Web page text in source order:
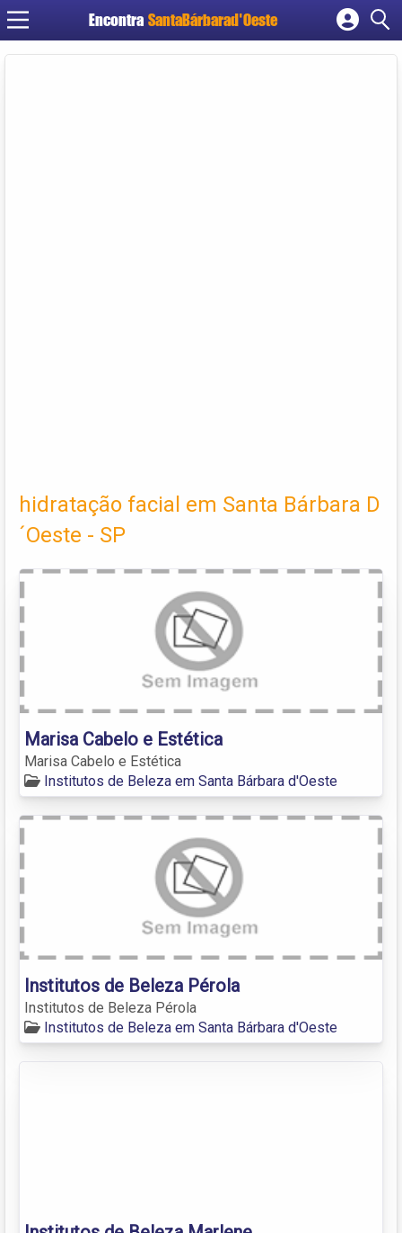
Encontra SantaBárbarad'Oeste
Cadastrar empresa
hidratação facial em Santa Bárbara D
´Oeste - SP
Marisa Cabelo e Estética
Marisa Cabelo e Estética
Institutos de Beleza em Santa Bárbara d'Oeste
Institutos de Beleza Pérola
Institutos de Beleza Pérola
Institutos de Beleza em Santa Bárbara d'Oeste